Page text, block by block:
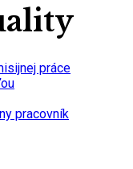
práce
pracovník